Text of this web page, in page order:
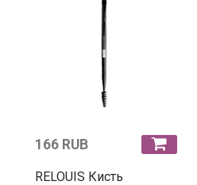
166 RUB
RELOUIS Кисть